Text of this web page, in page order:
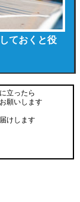
ておくと役
立ったら
願いします
けします